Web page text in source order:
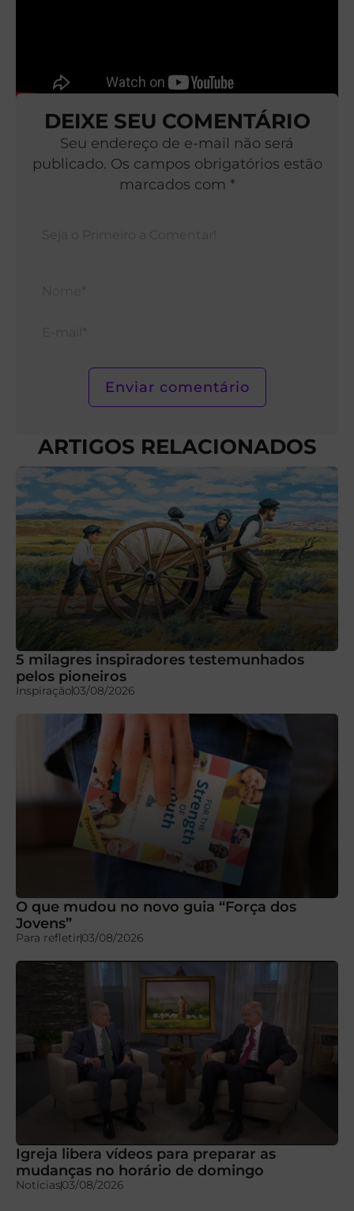
DEIXE SEU COMENTÁRIO
Seu endereço de e-mail não será
publicado. Os campos obrigatórios estão
marcados com *
ARTIGOS RELACIONADOS
5 milagres inspiradores testemunhados
pelos pioneiros
Inspiração03/08/2026
O que mudou no novo guia “Força dos
Jovens”
Para refletir03/08/2026
Igreja libera vídeos para preparar as
mudanças no horário de domingo
Notícias03/08/2026